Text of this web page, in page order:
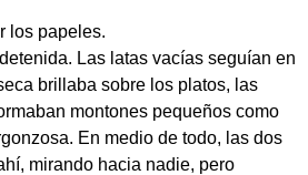
los papeles.
Las latas vacías seguían en
brillaba sobre los platos, las
montones pequeños como
En medio de todo, las dos
mirando hacia nadie, pero